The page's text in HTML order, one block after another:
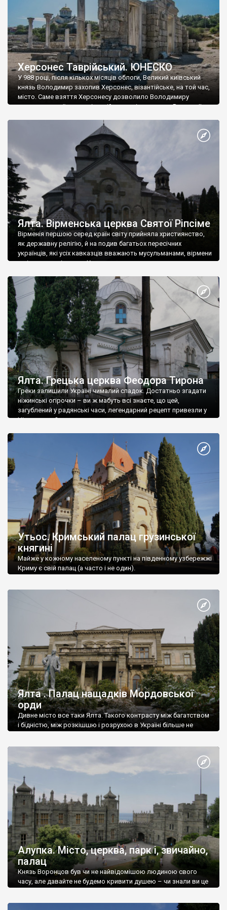
Херсонес Таврійський. ЮНЕСКО
У 988 році, після кількох місяців облоги, Великий київський
князь Володимир захопив Херсонес, візантійське, на той час,
місто. Саме взяття Херсонесу дозволило Володимиру
диктувати свої умови візантійському імператору Василю ІІ, та
Херсонесі Володимир-язичник, став Василем-християнином.
А потім було Хрещення Русі. На честь Херсонесу Таврійського
Ялта. Вірменська церква Святої Ріпсіме
Вірменія першою серед країн світу прийняла християнство,
як державну релігію, й на подив багатьох пересічних
українців, які усіх кавказців вважають мусульманами, вірмени
є відданими вірянами Христа
Ялта. Грецька церква Феодора Тирона
Греки залишили Україні чималий спадок. Достатньо згадати
ніжинські огірочки – ви ж мабуть всі знаєте, що цей,
загублений у радянські часи, легендарний рецепт привезли у
Ніжин греки?
Утьос. Кримський палац грузинської
княгині
Майже у кожному населеному пункті на південному узбережжі
Криму є свій палац (а часто і не один).
Ялта . Палац нащадків Мордовської
орди
Дивне місто все таки Ялта. Такого контрасту між багатством
і бідністю, між розкішшю і розрухою в Україні більше не
Алупка. Місто, церква, парк і, звичайно,
палац
Князь Воронцов був чи не найвідомішою людиною свого
часу, але давайте не будемо кривити душею – чи знали ви це